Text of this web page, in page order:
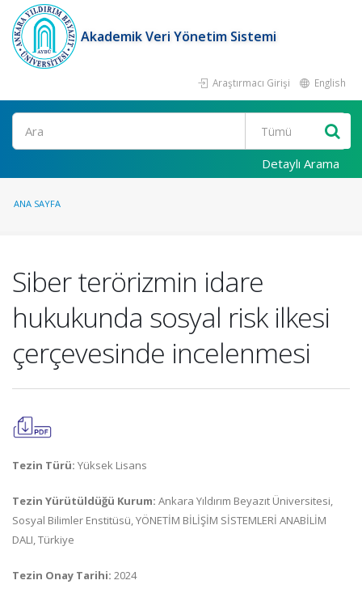
Akademik Veri Yönetim Sistemi
Araştırmacı Girişi English
Ara
Detaylı Arama
ANA SAYFA
Siber terörizmin idare
hukukunda sosyal risk ilkesi
çerçevesinde incelenmesi
Tezin Türü: Yüksek Lisans
Tezin Yürütüldüğü Kurum: Ankara Yıldırım Beyazıt Üniversitesi,
Sosyal Bilimler Enstitüsü, YÖNETİM BİLİŞİM SİSTEMLERİ ANABİLİM
DALI, Türkiye
Tezin Onay Tarihi: 2024